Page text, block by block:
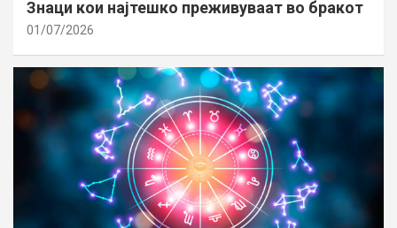
Знаци кои најтешко преживуваат во бракот
01/07/2026